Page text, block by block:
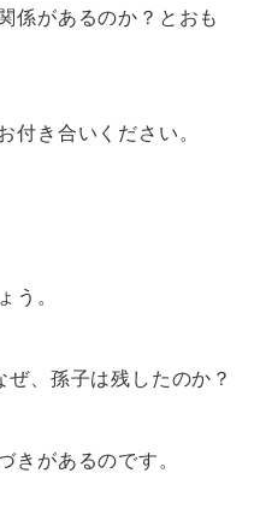
係があるのか？とおも
付き合いください。
う。
、孫子は残したのか？
きがあるのです。